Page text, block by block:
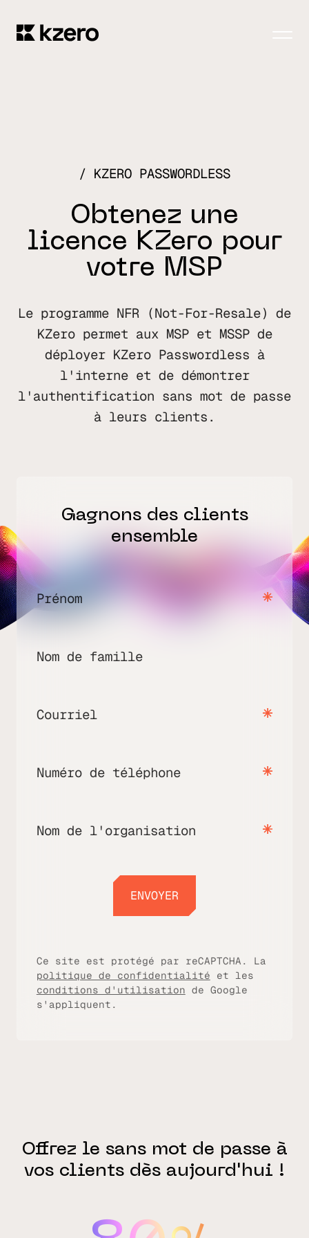
KZERO PASSWORDLESS
Obtenez une
licence KZero pour
votre MSP
Le programme NFR (Not-For-Resale) de
KZero permet aux MSP et MSSP de
déployer KZero Passwordless à
l'interne et de démontrer
l'authentification sans mot de passe
à leurs clients.
Gagnons des clients
ensemble
Prénom
Nom de famille
Courriel
Numéro de téléphone
Nom de l'organisation
ENVOYER
Ce site est protégé par reCAPTCHA. La
politique de confidentialité et les
conditions d'utilisation de Google
s'appliquent.
Offrez le sans mot de passe à
vos clients dès aujourd'hui !